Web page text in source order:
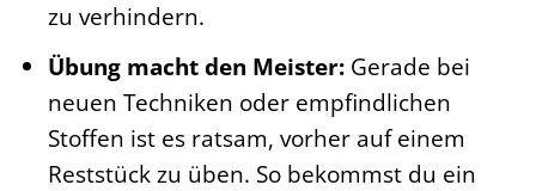
zu verhindern.
Übung macht den Meister:Gerade bei
neuen Techniken oder empfindlichen
Stoffen ist es ratsam, vorher auf einem
Reststück zu üben. So bekommst du ein